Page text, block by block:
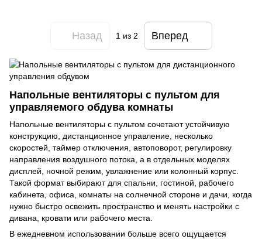
Назад 1из 2 Вперед
Напольные вентиляторы с пультом для
управляемого обдува комнаты
Напольные вентиляторы с пультом сочетают устойчивую
конструкцию, дистанционное управление, несколько
скоростей, таймер отключения, автоповорот, регулировку
направления воздушного потока, а в отдельных моделях
дисплей, ночной режим, увлажнение или колонный корпус.
Такой формат выбирают для спальни, гостиной, рабочего
кабинета, офиса, комнаты на солнечной стороне и дачи, когда
нужно быстро освежить пространство и менять настройки с
дивана, кровати или рабочего места.
В ежедневном использовании больше всего ощущается